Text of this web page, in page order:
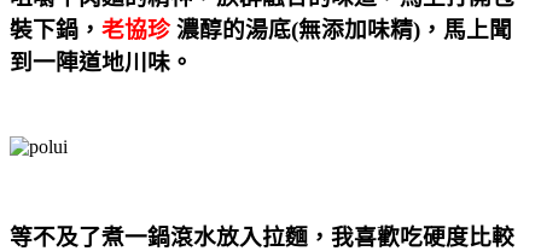
裝下鍋， 老協珍 濃醇的湯底(無添加味精) ，馬上聞
到一陣道地川味。
等不及了煮一鍋滾水放入拉麵，我喜歡吃硬度比較